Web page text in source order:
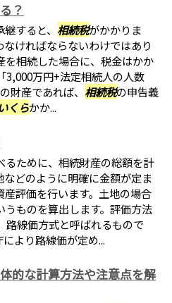
？
すると、 相続税がかかりま
なければならないわけではあり
を相続した場合に、税金はかか
3,000万円+法定相続人の人数
財産であれば、 相続税の申告義
いくらかか...
るために、相続財産の総額を計
どのように明確に金額が定ま
評価を行います。土地の場合
うものを算出します。評価方法
路線価方式と呼ばれるもので
より路線価が定め...
的な計算方法や注意点を解